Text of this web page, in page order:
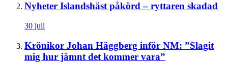
Nyheter Islandshäst påkörd – ryttaren skadad
30 juli
Krönikor Johan Häggberg inför NM: ”Slagit
mig hur jämnt det kommer vara”